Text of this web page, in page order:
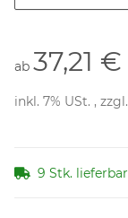
ab 37,21 €
inkl. 7% USt. , zzgl.
9 Stk. lieferbar